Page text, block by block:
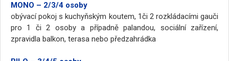
MONO – 2/3/4 osoby
obývací pokoj s kuchyňským koutem, 1či 2 rozkládacími gauči
pro 1 či 2 osoby a případně palandou, sociální zařízení,
zpravidla balkon, terasa nebo předzahrádka